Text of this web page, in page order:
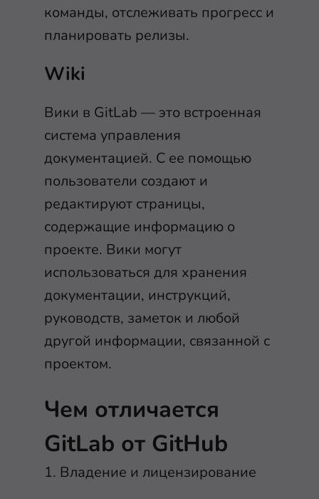
команды, отслеживать прогресс и
планировать релизы.
Wiki
Вики в GitLab — это встроенная
система управления
документацией. С ее помощью
пользователи создают и
редактируют страницы,
содержащие информацию о
проекте. Вики могут
использоваться для хранения
документации, инструкций,
руководств, заметок и любой
другой информации, связанной с
проектом.
Чем отличается
GitLab от GitHub
1. Владение и лицензирование